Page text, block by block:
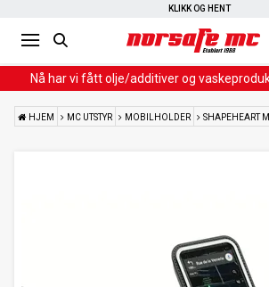
RASK LEVERING
KLIKK OG HENT
Nå har vi fått olje/additiver og
HJEM MC UTSTYR MOBILHOLDER SHAPEHEART